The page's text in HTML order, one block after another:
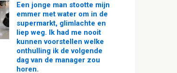
Een jonge man stootte mijn
emmer met water om in de
supermarkt, glimlachte en
liep weg. Ik had me nooit
kunnen voorstellen welke
onthulling ik de volgende
dag van de manager zou
horen.